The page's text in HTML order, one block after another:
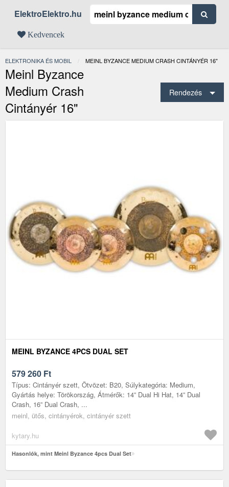
ElektroElektro.hu
Kedvencek
ELEKTRONIKA ÉS MOBIL JELENLEGI:
MEINL BYZANCE MEDIUM CRASH CINTÁNYÉR 16"
Meinl Byzance
Medium Crash
Cintányér 16"
Rendezés
MEINL BYZANCE 4PCS DUAL SET
579 260 Ft
Típus: Cintányér szett, Ötvözet: B20, Súlykategória: Medium,
Gyártás helye: Törökország, Átmérők: 14” Dual Hi Hat, 14” Dual
Crash, 16” Dual Crash, ...
meinl, ütős, cintányérok, cintányér szett
kytary.hu
Hasonlók, mint Meinl Byzance 4pcs Dual Set